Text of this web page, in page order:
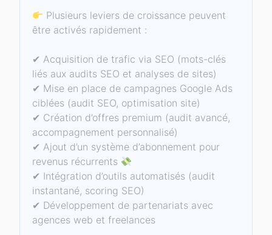
Plusieurs leviers de croissance peuvent
être activés rapidement :
✔ Acquisition de trafic via SEO (mots-clés
liés aux audits SEO et analyses de sites)
✔ Mise en place de campagnes Google Ads
ciblées (audit SEO, optimisation site)
✔ Création d’offres premium (audit avancé,
accompagnement personnalisé)
✔ Ajout d’un système d’abonnement pour
revenus récurrents
✔ Intégration d’outils automatisés (audit
instantané, scoring SEO)
✔ Développement de partenariats avec
agences web et freelances